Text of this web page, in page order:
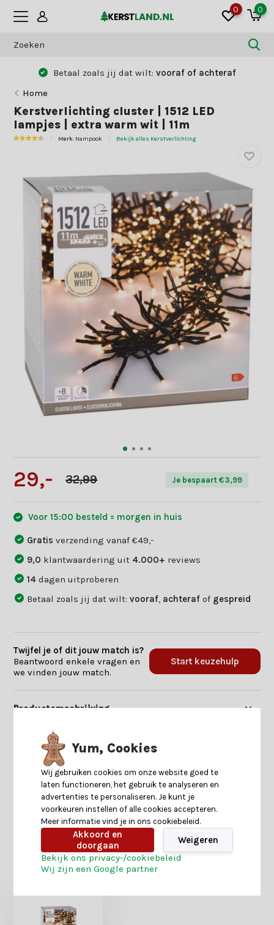
0 0
Betaal zoals jij dat wilt: vooraf of achteraf
Home
Kerstverlichting cluster | 1512 LED
lampjes | extra warm wit | 11m
Merk: Nampook Bekijk alles Kerstverlichting
29,- 32,99 Je bespaart €3,99
Voor 15:00 besteld = morgen in huis
Gratisverzending vanaf €49,-
9,0 klantwaardering uit 4.000+ reviews
14dagen uitproberen
Betaal zoals jij dat wilt:vooraf achteraf of gespreid
Twijfel je of dit jouw match is?
Beantwoord enkele vragen en
we vinden jouw match.
Start keuzehulp
Productomschrijving
Specificaties
Reviews
Heb je nog interesse in deze recent bekeken
producten?
Yum, Cookies
Wij gebruiken cookies om onze website goed te
laten functioneren, het gebruik te analyseren en
advertenties te personaliseren. Je kunt je
voorkeuren instellen of alle cookies accepteren.
Meer informatie vind je in ons cookiebeleid.
Akkoord en
doorgaan
Weigeren
Bekijk ons privacy-/cookiebeleid
Wij zijn een Google partner